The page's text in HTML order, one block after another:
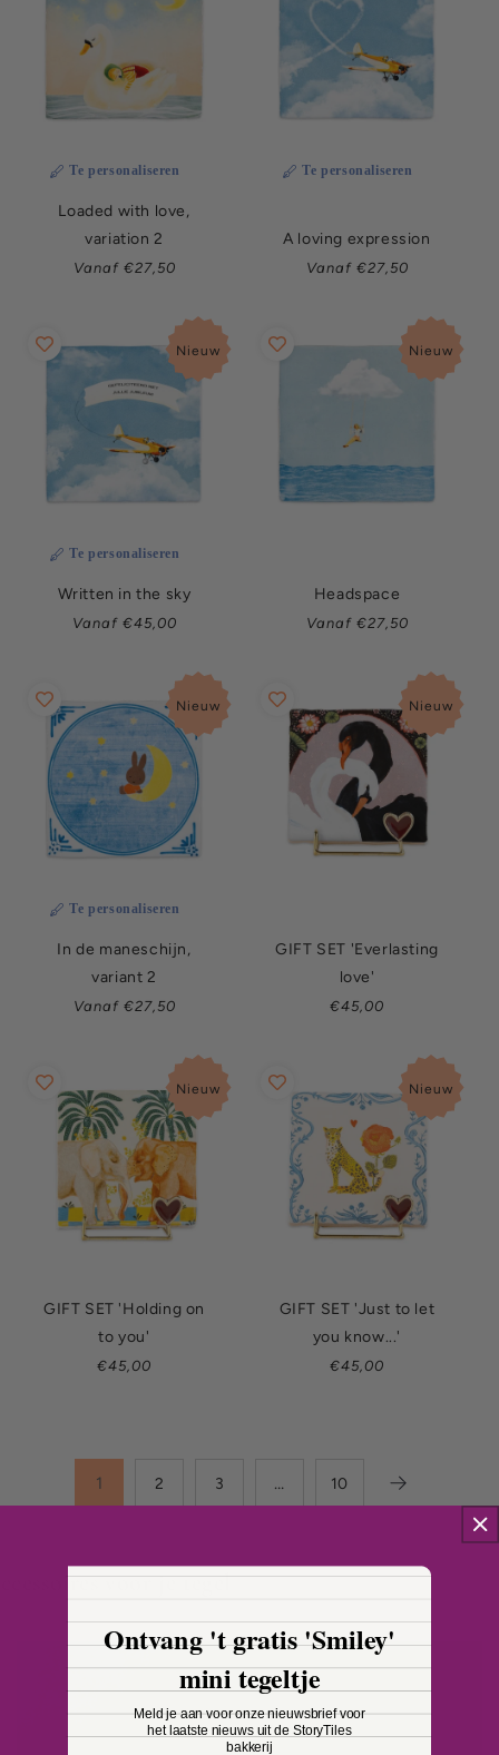
Te personaliseren
Loaded with love,
variation 2
Normale
Vanaf €27,50
Te personaliseren
A loving expression
Normale
Vanaf €27,50
Nieuw
Te personaliseren
Written in the sky
Normale
Vanaf €45,00
Nieuw
Headspace
Normale
Vanaf €27,50
Nieuw
Te personaliseren
In de maneschijn,
variant 2
Normale
Vanaf €27,50
Nieuw
GIFT SET 'Everlasting
love'
Normale
€45,00
Nieuw
GIFT SET 'Holding on
to you'
Normale
€45,00
Nieuw
GIFT SET 'Just to let
you know...'
Normale
€45,00
1 2 3 … 10
voor je tegel
Ontvang 't gratis 'Smiley'
mini tegeltje
Meld je aan voor onze nieuwsbrief voor
het laatste nieuws uit de StoryTiles
bakkerij